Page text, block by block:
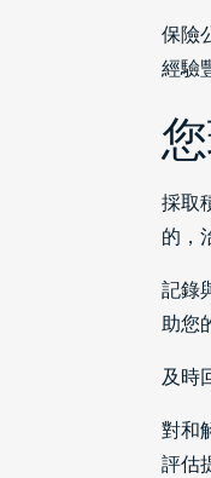
保險
經驗
採取
的，
記錄
助您
及時
對和
評估